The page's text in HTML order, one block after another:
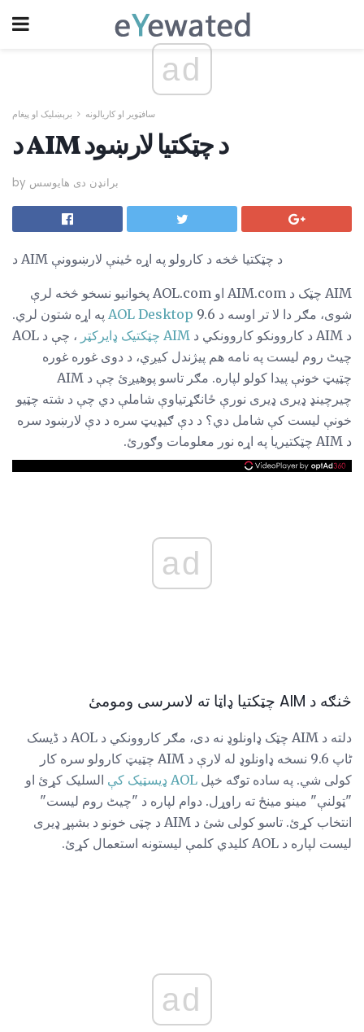
ad
سافټویر او کاریالونه برېښلیک او پیغام
د AIM د چټکتیا لارښود
by برانډن دی هایوسس
د AIM د چټکتیا څخه د کارولو په اړه ځینې لارښوونې
AIM چټک د AIM.com او AOL.com پخوانیو نسخو څخه لرې
شوی، مګر دا لا تر اوسه د
AOL Desktop 9.6 په اړه شتون لري.
د AIM د کاروونکو کاروونکي د
AIM چټکتیک ډایرکټر
، چې د AOL
چیٹ روم لیست په نامه هم پیژندل کیږي، د دوی غوره غوره
چټیټ خونې پیدا کولو لپاره. مګر تاسو پوهیږئ چې د AIM
چیرچینډ ډیری ډیری نورې ځانګړتیاوې شاملې دي چې د شته چټیو
خونې لیست کې شامل دي؟ د دې ګيډیټ سره د دې لارښود سره
د AIM چټکتیریا په اړه نور معلومات وګورئ.
ad
څنګه د AIM چټکتیا ډاټا ته لاسرسی ومومئ
دلته د AIM چټک ډاونلوډ نه دی، مګر کاروونکي د AOL د ڈیسک
ٹاپ 9.6 نسخه ډاونلوډ له لارې د AIM چټیټ کارولو سره کار
کولی شي. په ساده توګه خپل AOL ډیسټیک کې
السلیک کړئ او
"ټولنې" مینو مینځ ته راوړل. دوام لپاره د "چیٹ روم لیست"
انتخاب کړئ. تاسو کولی شئ د AIM د چټی خونو د بشپړ ډیری
لیست لپاره د AOL کلیدي کلمې لیستونه استعمال کړئ.
ad